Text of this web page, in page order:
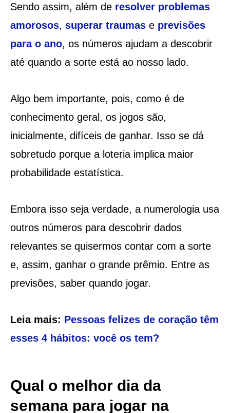
Sendo assim, além de resolver problemas
amorosos, superar traumase previsões
para o ano, os números ajudam a descobrir
até quando a sorte está ao nosso lado.
Algo bem importante, pois, como é de
conhecimento geral, os jogos são,
inicialmente, difíceis de ganhar. Isso se dá
sobretudo porque a loteria implica maior
probabilidade estatística.
Embora isso seja verdade, a numerologia usa
outros números para descobrir dados
relevantes se quisermos contar com a sorte
e, assim, ganhar o grande prêmio. Entre as
previsões, saber quando jogar.
Leia mais: Pessoas felizes de coração têm
esses 4 hábitos: você os tem?
Qual o melhor dia da
semana para jogar na